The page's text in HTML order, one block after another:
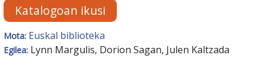
Katalogoan ikusi
Mota: Euskal biblioteka
Egilea: Lynn Margulis, Dorion Sagan, Julen Kaltzada